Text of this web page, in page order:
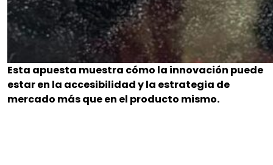
Esta apuesta muestra cómo la innovación puede
estar en la accesibilidad y la estrategia de
mercado más que en el producto mismo.